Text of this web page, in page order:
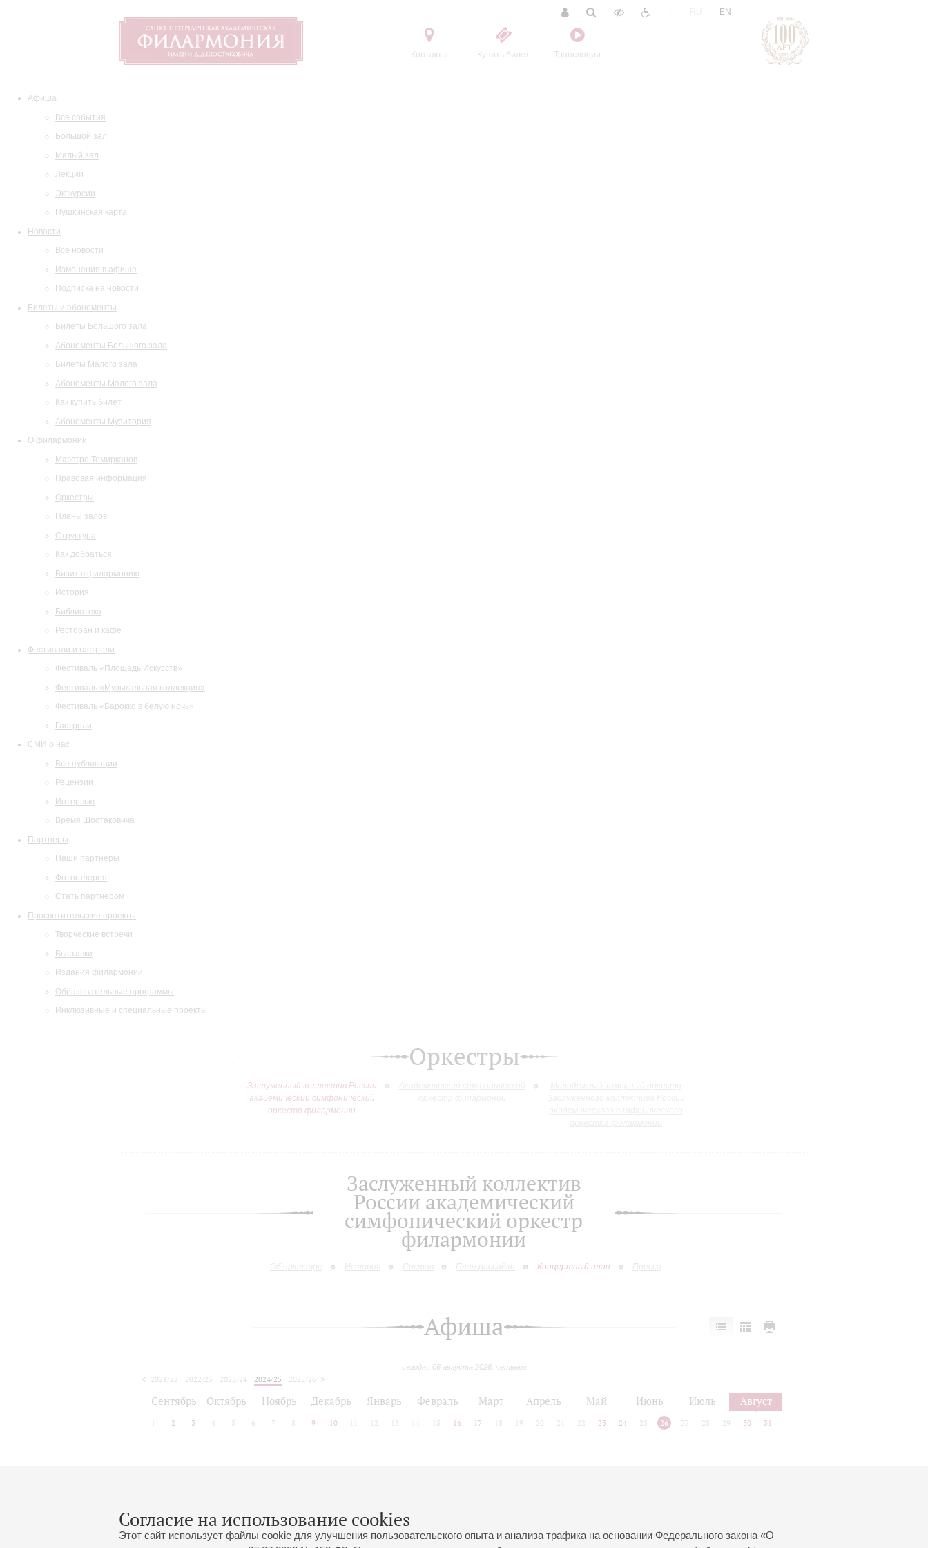
Контакты Купить билет Трансляции
EN
Афиша
Все события
Большой зал
Малый зал
Лекции
Экскурсии
Пушкинская карта
Новости
Все новости
Изменения в афише
Подписка на новости
Билеты и абонементы
Билеты Большого зала
Абонементы Большого зала
Билеты Малого зала
Абонементы Малого зала
Как купить билет
Абонементы Музитория
О филармонии
Маэстро Темирканов
Правовая информация
Оркестры
Планы залов
Структура
Как добраться
Визит в филармонию
История
Библиотека
Ресторан и кафе
Фестивали и гастроли
Фестиваль «Площадь Искусств»
Фестиваль «Музыкальная коллекция»
Фестиваль «Барокко в белую ночь»
Гастроли
СМИ о нас
Все публикации
Рецензии
Интервью
Время Шостаковича
Партнеры
Наши партнеры
Фотогалерея
Стать партнером
Просветительские проекты
Творческие встречи
Выставки
Издания филармонии
Образовательные программы
Инклюзивные и специальные проекты
Согласие на использование cookies
Этот сайт использует файлы cookie для улучшения пользовательского опыта и анализа трафика на основании Федерального закона «О
Оркестры
Заслуженный коллектив России
академический симфонический
оркестр филармонии
Заслуженный коллектив
России академический
симфонический оркестр
филармонии
Об оркестре История Состав План рассадки Концертный план Пресса
Афиша
сегодня 06 августа 2026, четверг
2021/22 2022/23 2023/24 2024/25
2025/26
Сентябрь Октябрь Ноябрь Декабрь Январь Февраль Март Апрель Май Июнь Июль Август
2 3 4 5 6 7 8 9 10 12 13 14 15 16 17 18 19 20 21 22 23 24 25 26 27 28 29 30 31